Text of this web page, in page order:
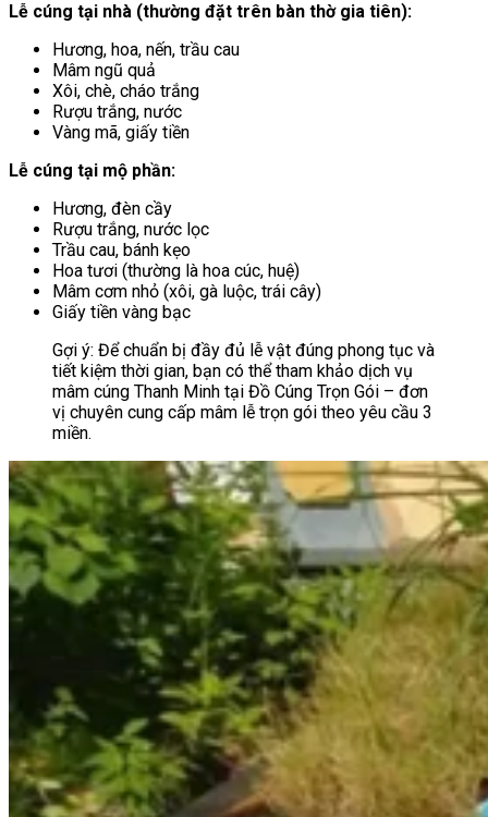
Lễ cúng tại nhà (thường đặt trên bàn thờ gia tiên):
Hương, hoa, nến, trầu cau
Mâm ngũ quả
Xôi, chè, cháo trắng
Rượu trắng, nước
Vàng mã, giấy tiền
Lễ cúng tại mộ phần:
Hương, đèn cầy
Rượu trắng, nước lọc
Trầu cau, bánh kẹo
Hoa tươi (thường là hoa cúc, huệ)
Mâm cơm nhỏ (xôi, gà luộc, trái cây)
Giấy tiền vàng bạc
Gợi ý: Để chuẩn bị đầy đủ lễ vật đúng phong tục và
tiết kiệm thời gian, bạn có thể tham khảo dịch vụ
mâm cúng Thanh Minh tại Đồ Cúng Trọn Gói – đơn
vị chuyên cung cấp mâm lễ trọn gói theo yêu cầu 3
miền.